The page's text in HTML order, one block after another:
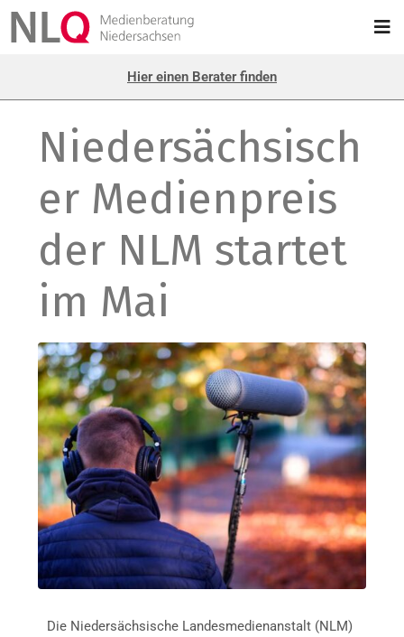
Hier einen Berater finden
Niedersächsisch
er Medienpreis
der NLM startet
im Mai
Die Niedersächsische Landesmedienanstalt (NLM)